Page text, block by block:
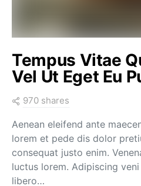
Tempus Vitae
Vel Ut Eget Eu
970 shares
Aenean eleifend ante
lorem et pede dis dolor
consequat justo enim.
luctus lorem. Adipiscing
libero…